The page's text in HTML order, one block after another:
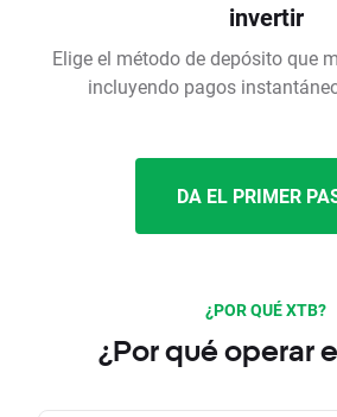
invertir
Elige el método de depósito que
incluyendo pagos
DA EL PRIMER
¿POR QUÉ XTB?
¿Por qué operar